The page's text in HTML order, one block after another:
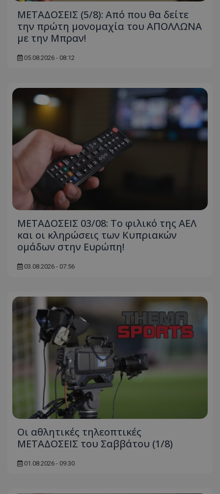
ΜΕΤΑΔΟΣΕΙΣ (5/8): Από που θα δείτε
την πρώτη μονομαχία του ΑΠΟΛΛΩΝΑ
με την Μπραν!
05.08.2026 - 08:12
ΜΕΤΑΔΟΣΕΙΣ 03/08: Το φιλικό της ΑΕΛ
και οι κληρώσεις των Κυπριακών
ομάδων στην Ευρώπη!
03.08.2026 - 07:56
Οι αθλητικές τηλεοπτικές
ΜΕΤΑΔΟΣΕΙΣ του Σαββάτου (1/8)
01.08.2026 - 09:30